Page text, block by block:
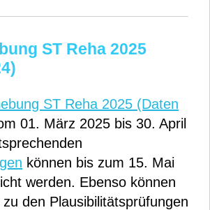
ST Reha 2025
ST Reha 2025 (Daten
01. März 2025 bis 30. April
können bis zum 15. Mai
werden. Ebenso können
den Plausibilitätsprüfungen